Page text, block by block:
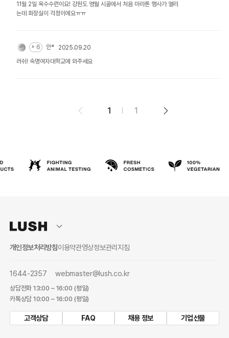
11월 2일 옥수수런이요! 강원도 영월 시골에서 처음 마라톤 행사가 열리
는데 화장실이 걱정이에요ㅠㅠ
+ 6 안*
2025.09.20
러쉬! 숙명여자대학교에 와주세요
1 1
개인정보처리방침이용약관영상정보관리지침
1644-2357 webmaster@lush.co.kr
상담전화 13:00 ~ 16:00 (평일)
카톡상담 10:00 ~ 16:00 (평일)
고객상담 FAQ 채용 정보 기업선물